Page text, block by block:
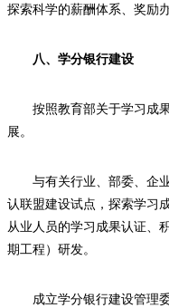
探索科学的薪酬体系、奖励
八、学分银行建设
按照教育部关于学习成
展。
与有关行业、部委、企
认联盟建设试点，探索学习
从业人员的学习成果认证、
期工程）研发。
成立学分银行建设管理